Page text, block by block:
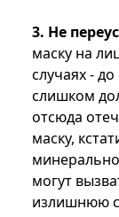
3. Не
маску на
случаях -
слишком
отсюда
маску,
могут
излишнюю